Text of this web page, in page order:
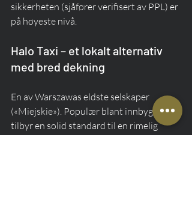
sikkerheten (sjåfører verifisert av PPL) er
på høyeste nivå.
Halo Taxi – et lokalt alternativ
med bred dekning
En av Warszawas eldste selskaper
(«Miejskie»). Populær blant innbyggerne,
tilbyr en solid standard til en rimelig